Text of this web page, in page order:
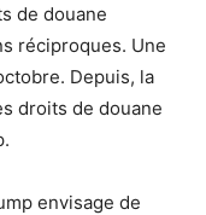
de douane
réciproques. Une
Depuis, la
droits de douane
envisage de